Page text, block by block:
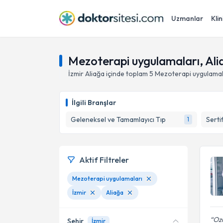
Uzmanlar
Mezoterapi uygulamaları,
İzmirAliağa içinde toplam 5 Mezoterapi
İlgili Branşlar
Geleneksel ve Tamamlayıcı Tıp
1
Aktif Filtreler
Mezoterapi uygulamaları
İzmir
Aliağa
Şehir İzmir